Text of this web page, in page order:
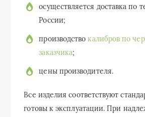
осуществляется доставка по
России;
производствокалибров по
заказчика;
цены производителя.
Все изделия соответствуют
готовы к эксплуатации. При